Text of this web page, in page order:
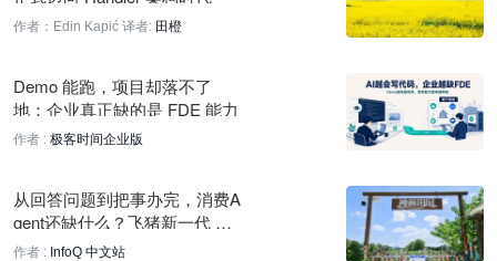
58 分钟前
力显著提升
58 分钟前
LangChain 创始人预告托管版 DeepAgents 将发布
作者：Edin Kapić 译者: 田橙
Demo 能跑，项目却落不了
地：企业真正缺的是 FDE 能力
作者 : 极客时间企业版
从回答问题到把事办完，消费A
gent还缺什么？飞猪新一代 AI
产品 V10 的一次探索
作者 : InfoQ 中文站